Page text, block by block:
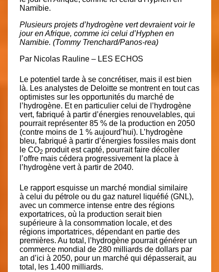
Plusieurs projets d’hydrogène vert devraient voir le
jour en Afrique, comme ici celui d’Hyphen en
Namibie. (Tommy Trenchard/Panos-rea)
Par Nicolas Rauline – LES ECHOS
Le potentiel tarde à se concrétiser, mais il est bien
là. Les analystes de Deloitte se montrent en tout cas
optimistes sur les opportunités du marché de
l’hydrogène. Et en particulier celui de l’hydrogène
vert, fabriqué à partir d’énergies renouvelables, qui
pourrait représenter 85 % de la production en 2050
(contre moins de 1 % aujourd’hui). L’hydrogène
bleu, fabriqué à partir d’énergies fossiles mais dont
le CO2 produit est capté, pourrait faire décoller
l’offre mais cédera progressivement la place à
l’hydrogène vert à partir de 2040.
Le rapport esquisse un marché mondial similaire
à celui du pétrole ou du gaz naturel liquéfié (GNL),
avec un commerce intense entre des régions
exportatrices, où la production serait bien
supérieure à la consommation locale, et des
régions importatrices, dépendant en partie des
premières. Au total, l’hydrogène pourrait générer un
commerce mondial de 280 milliards de dollars par
an d’ici à 2050, pour un marché qui dépasserait, au
total, les 1.400 milliards.